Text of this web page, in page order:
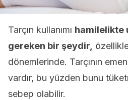
Tarçın kullanımı hamilelikte
gereken bir şeydir,
dönemlerinde. Tarçının
vardır, bu yüzden bunu
sebep olabilir.